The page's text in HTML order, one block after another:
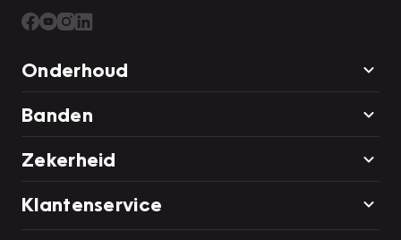
Onderhoud
Banden
Zekerheid
Klantenservice